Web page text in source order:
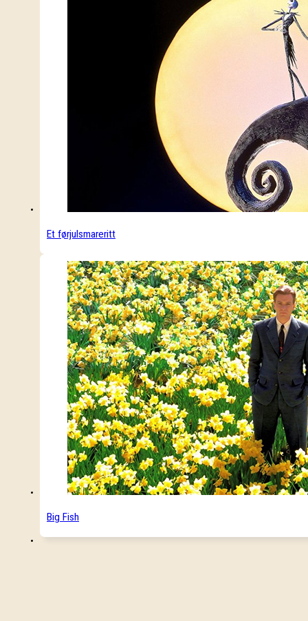
Et førjulsmareritt
Big Fish